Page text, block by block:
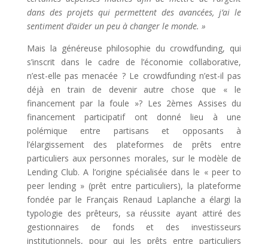
dans des projets qui permettent des avancées, j’ai le
sentiment d’aider un peu à changer le monde. »
Mais la généreuse philosophie du crowdfunding, qui
s’inscrit dans le cadre de l’économie collaborative,
n’est-elle pas menacée ? Le crowdfunding n’est-il pas
déjà en train de devenir autre chose que « le
financement par la foule »? Les 2èmes Assises du
financement participatif ont donné lieu à une
polémique entre partisans et opposants à
l’élargissement des plateformes de prêts entre
particuliers aux personnes morales, sur le modèle de
Lending Club. A l’origine spécialisée dans le « peer to
peer lending » (prêt entre particuliers), la plateforme
fondée par le Français Renaud Laplanche a élargi la
typologie des prêteurs, sa réussite ayant attiré des
gestionnaires de fonds et des investisseurs
institutionnels, pour qui les prêts entre particuliers